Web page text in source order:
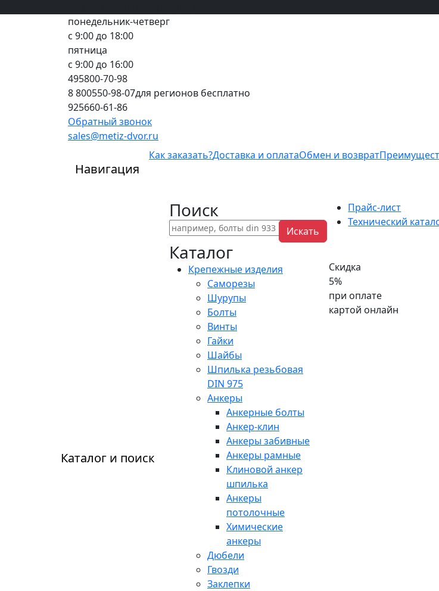
понедельник-четверг
с 9:00 до 18:00
пятница
с 9:00 до 16:00
495800-70-98
8 800550-98-07для регионов бесплатно
925660-61-86
Обратный звонок
sales@metiz-dvor.ru
Навигация
Как заказать?Доставка и оплатаОбмен и возврат
Каталог и поиск
Поиск
Искать
Каталог
Крепежные изделия
Саморезы
Шурупы
Болты
Винты
Гайки
Шайбы
Шпилька резьбовая
DIN 975
Анкеры
Анкерные болты
Анкер-клин
Анкеры забивные
Анкеры рамные
Клиновой анкер
шпилька
Анкеры
потолочные
Химические
анкеры
Дюбели
Гвозди
Заклепки
Прайс-лист
Технический
Скидка
5%
при оплате
картой онлайн